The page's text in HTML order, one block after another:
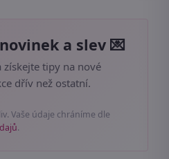
a slev 💌
získejte tipy na nové
dřív než ostatní.
Vaše údaje chráníme dle
.